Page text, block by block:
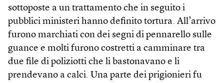
sottoposte a un trattamento che in seguito i
pubblici ministeri hanno definito tortura. All’arrivo
furono marchiati con dei segni di pennarello sulle
guance e molti furono costretti a camminare tra
due file di poliziotti che li bastonavano e li
prendevano a calci. Una parte dei prigionieri fu